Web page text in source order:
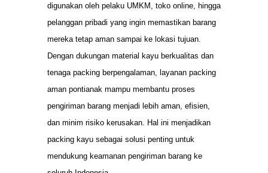
digunakan oleh pelaku UMKM, toko online, hingga
pelanggan pribadi yang ingin memastikan barang
mereka tetap aman sampai ke lokasi tujuan.
Dengan dukungan material kayu berkualitas dan
tenaga packing berpengalaman, layanan packing
aman pontianak mampu membantu proses
pengiriman barang menjadi lebih aman, efisien,
dan minim risiko kerusakan. Hal ini menjadikan
packing kayu sebagai solusi penting untuk
mendukung keamanan pengiriman barang ke